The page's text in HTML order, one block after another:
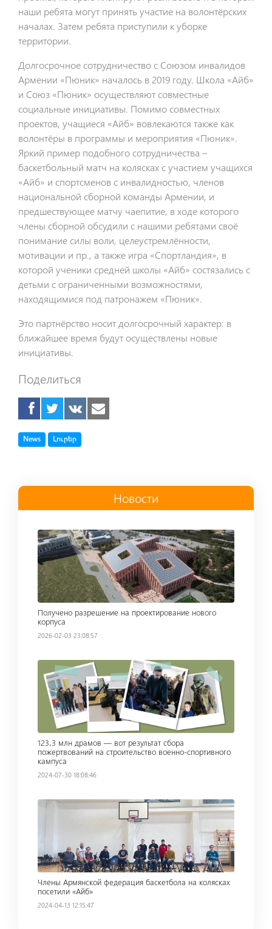
наши ребята могут принять участие на волонтёрских
началах. Затем ребята приступили к уборке
территории.
Долгосрочное сотрудничество с Союзом инвалидов
Армении «Пюник» началось в 2019 году. Школа «Айб»
и Союз «Пюник» осуществляют совместные
социальные инициативы. Помимо совместных
проектов, учащиеся «Айб» вовлекаются также как
волонтёры в программы и мероприятия «Пюник».
Яркий пример подобного сотрудничества –
баскетбольный матч на колясках с участием учащихся
«Айб» и спортсменов с инвалидностью, членов
национальной сборной команды Армении, и
предшествующее матчу чаепитие, в ходе которого
члены сборной обсудили с нашими ребятами своё
понимание силы воли, целеустремлённости,
мотивации и пр., а также игра «Спортландия», в
которой ученики средней школы «Айб» состязались с
детьми с ограниченными возможностями,
находящимися под патронажем «Пюник».
Это партнёрство носит долгосрочный характер: в
ближайшее время будут осуществлены новые
инициативы.
Поделиться
TagNews TagԼուրեր
Новости
Read more
Получено разрешение на проектирование нового
корпуса
2026-02-03 23:08:57
Read more
123․3 млн драмов — вот результат сбора
пожертвований на строительство военно-спортивного
кампуса
2024-07-30 18:08:46
Read more
Члены Армянской федерация баскетбола на колясках
посетили «Айб»
2024-04-13 12:15:47